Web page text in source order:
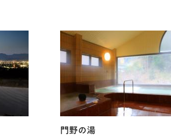
門野の湯